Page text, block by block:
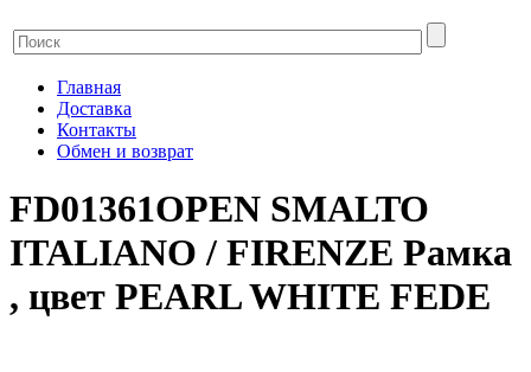
Главная
Доставка
Контакты
Обмен и возврат
FD01361OPEN SMALTO
ITALIANO / FIRENZE Рамка
, цвет PEARL WHITE FEDE